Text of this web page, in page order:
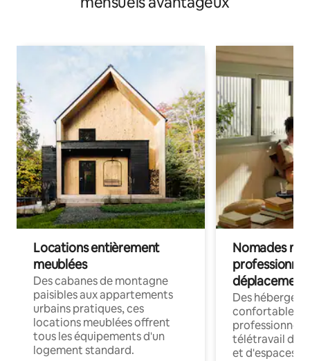
Locations entièrement
meublées
Des cabanes de montagne
paisibles aux appartements
urbains pratiques, ces
locations meublées offrent
tous les équipements d'un
logement standard.
Nomades
déplacement
Des
confortables
professionnels
télétravail
et d'espaces